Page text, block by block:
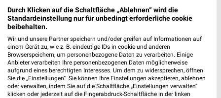
ALDI Multimedia 2026
Gültig von 30. Apr. bis 01. Sep.
📅 Kalendereintrag erstellen
PROSPEKT BLÄTTERN
Durch Klicken auf die Schaltfläche „Ablehnen“ wird die
Standardeinstellung nur für unbedingt erforderliche cookie
beibehalten.
Wir und unsere Partner speichern und/oder greifen auf Informationen auf
einem Gerät zu, wie z. B. eindeutige IDs in cookie und anderen
Browserspeichern, um personenbezogene Daten zu verarbeiten. Einige
Anbieter verarbeiten Ihre personenbezogenen Daten möglicherweise
aufgrund eines berechtigten Interesses. Um dem zu widersprechen, öffnen
Sie die „Einstellungen“. Sie können Ihre Einstellungen akzeptieren, ablehnen
oder verwalten, indem Sie auf die Schaltfläche „Einstellungen verwalten“
klicken oder jederzeit auf die Fingerabdruck-Schaltfläche in der linken